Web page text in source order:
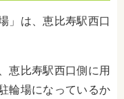
」は、恵比寿駅西口
恵比寿駅西口側に用
輪場になっているか